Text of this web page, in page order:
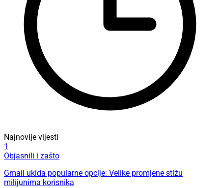
Najnovije vijesti
1
Objasnili i zašto
Gmail ukida popularne opcije: Velike promjene stižu
milijunima korisnika